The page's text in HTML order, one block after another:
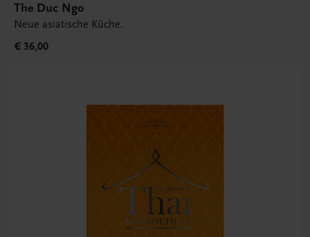
The Duc Ngo
Neue asiatische Küche.
€ 36,00